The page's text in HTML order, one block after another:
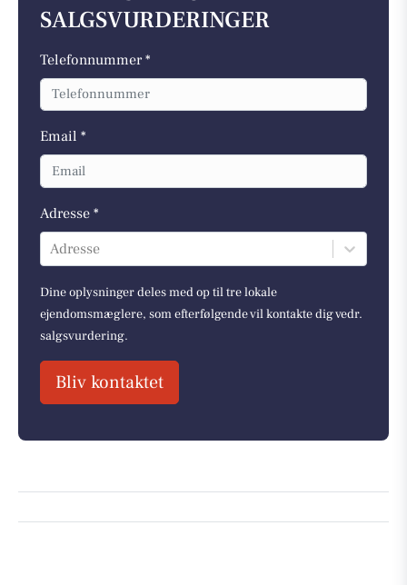
SALGSVURDERINGER
Telefonnummer *
Email *
Adresse *
Adresse
Dine oplysninger deles med op til tre lokale
ejendomsmæglere, som efterfølgende vil kontakte dig vedr.
salgsvurdering.
Bliv kontaktet